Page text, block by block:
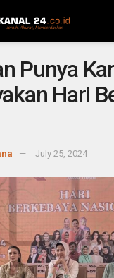
Punya
Hari
July 25, 2024